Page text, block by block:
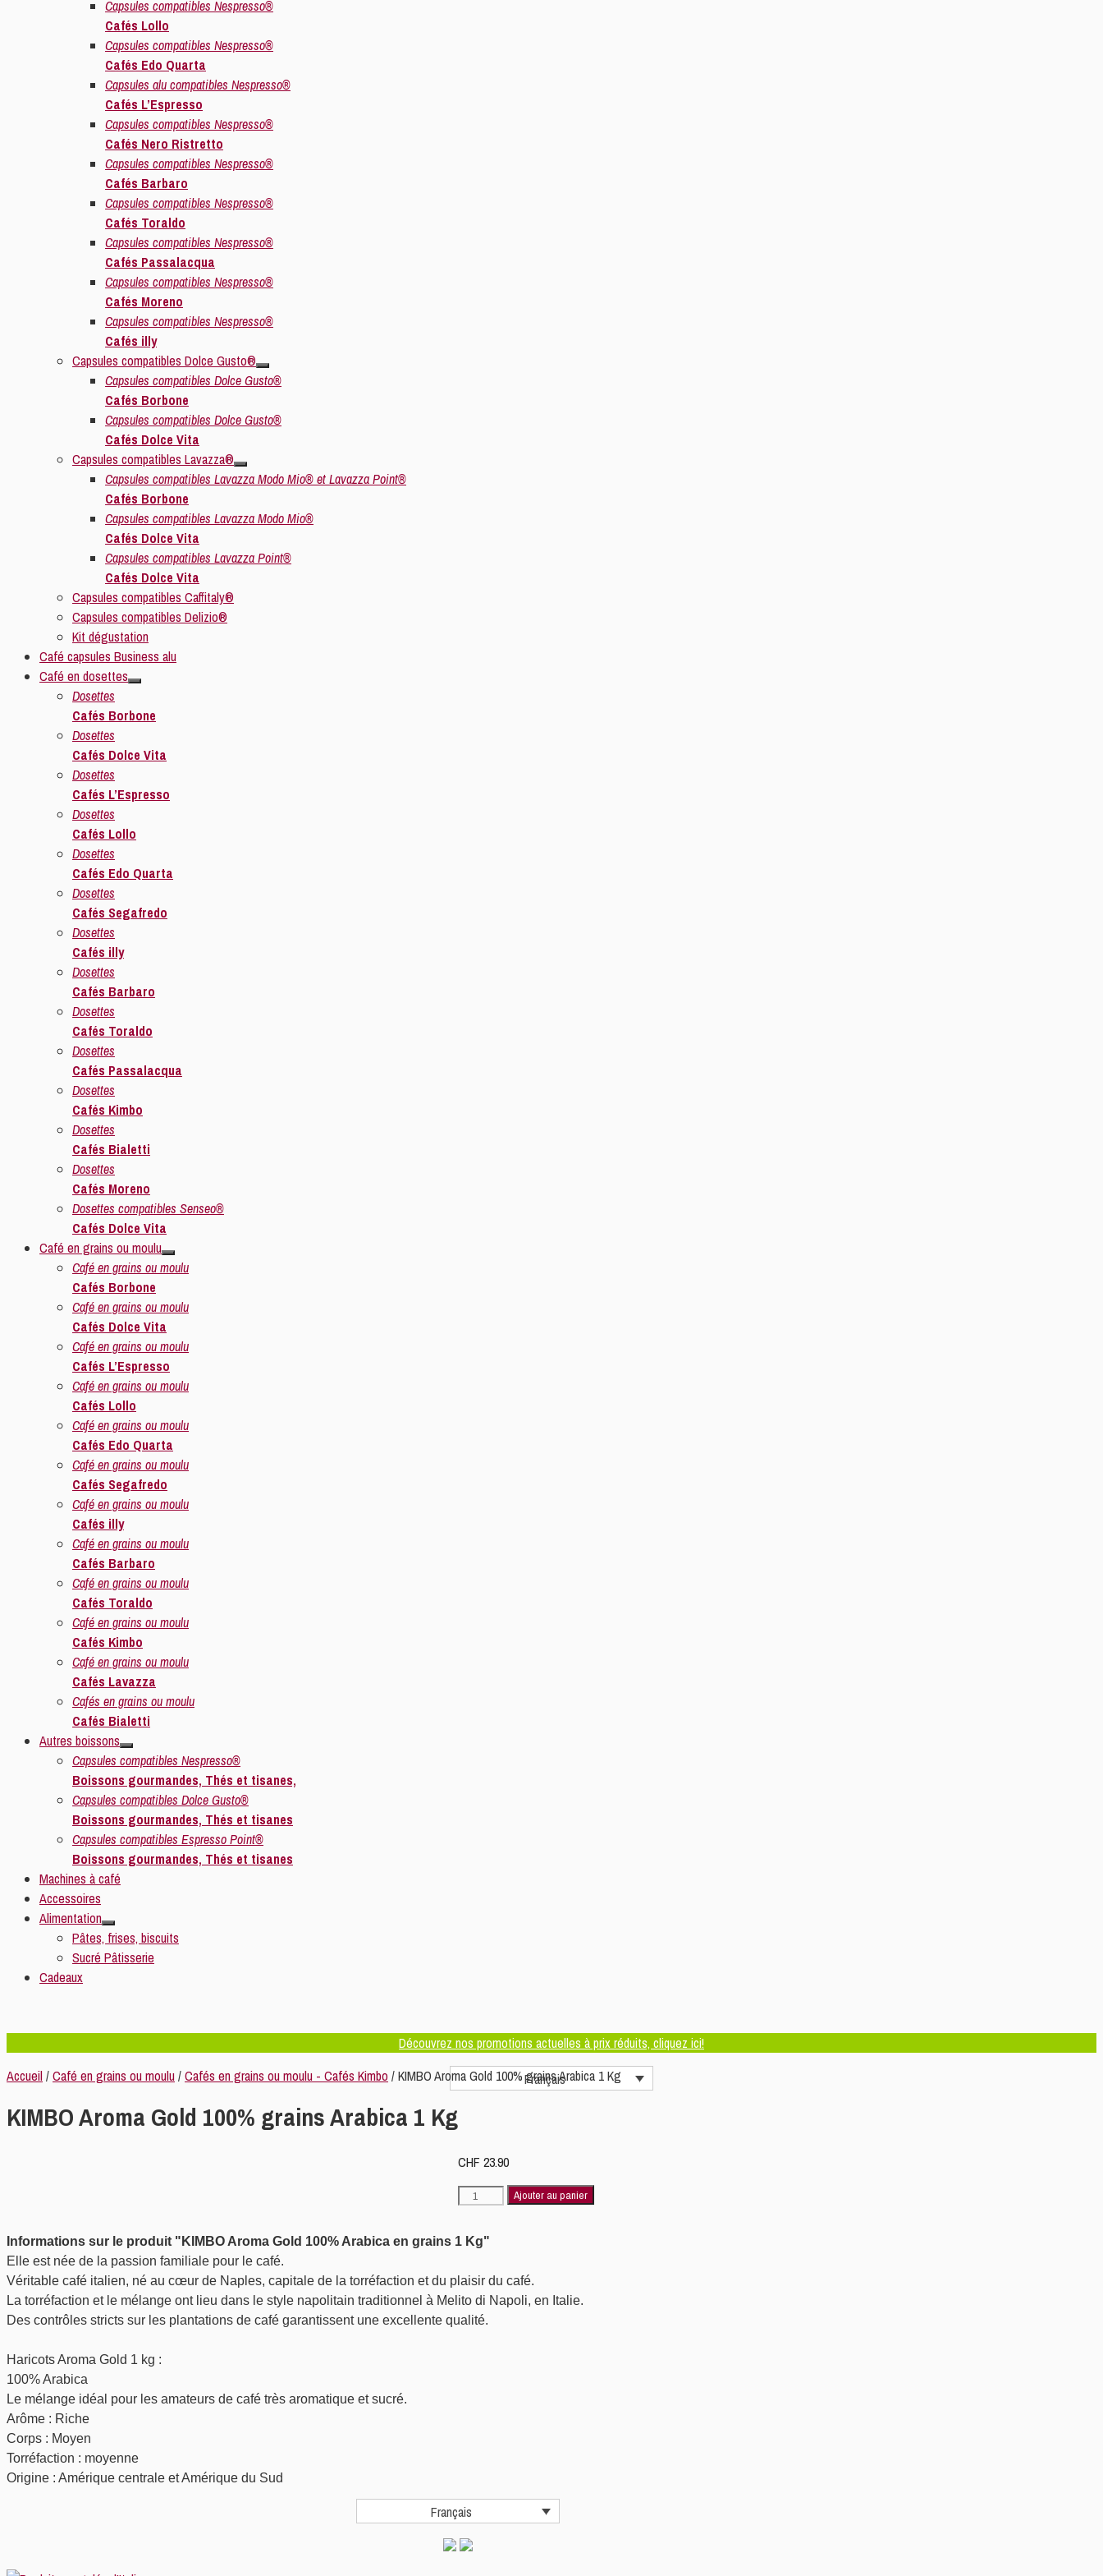
Capsules compatibles Nespresso®
Cafés Lollo
Capsules compatibles Nespresso®
Cafés Edo Quarta
Capsules alu compatibles Nespresso®
Cafés L’Espresso
Capsules compatibles Nespresso®
Cafés Nero Ristretto
Capsules compatibles Nespresso®
Cafés Barbaro
Capsules compatibles Nespresso®
Cafés Toraldo
Capsules compatibles Nespresso®
Cafés Passalacqua
Capsules compatibles Nespresso®
Cafés Moreno
Capsules compatibles Nespresso®
Cafés illy
Capsules compatibles Dolce Gusto®
Capsules compatibles Dolce Gusto®
Cafés Borbone
Capsules compatibles Dolce Gusto®
Cafés Dolce Vita
Capsules compatibles Lavazza®
Capsules compatibles Lavazza Modo Mio® et Lavazza Point®
Cafés Borbone
Capsules compatibles Lavazza Modo Mio®
Cafés Dolce Vita
Capsules compatibles Lavazza Point®
Cafés Dolce Vita
Capsules compatibles Caffitaly®
Capsules compatibles Delizio®
Kit dégustation
Café capsules Business alu
Café en dosettes
Dosettes
Cafés Borbone
Dosettes
Cafés Dolce Vita
Dosettes
Cafés L’Espresso
Dosettes
Cafés Lollo
Dosettes
Cafés Edo Quarta
Dosettes
Cafés Segafredo
Dosettes
Cafés illy
Dosettes
Cafés Barbaro
Dosettes
Cafés Toraldo
Dosettes
Cafés Passalacqua
Dosettes
Cafés Kimbo
Dosettes
Cafés Bialetti
Dosettes
Cafés Moreno
Dosettes compatibles Senseo®
Cafés Dolce Vita
Café en grains ou moulu
Café en grains ou moulu
Cafés Borbone
Café en grains ou moulu
Cafés Dolce Vita
Café en grains ou moulu
Cafés L’Espresso
Café en grains ou moulu
Cafés Lollo
Café en grains ou moulu
Cafés Edo Quarta
Café en grains ou moulu
Cafés Segafredo
Café en grains ou moulu
Cafés illy
Café en grains ou moulu
Cafés Barbaro
Café en grains ou moulu
Cafés Toraldo
Café en grains ou moulu
Cafés Kimbo
Café en grains ou moulu
Cafés Lavazza
Cafés en grains ou moulu
Cafés Bialetti
Autres boissons
Capsules compatibles Nespresso®
Boissons gourmandes, Thés et tisanes,
Capsules compatibles Dolce Gusto®
Boissons gourmandes, Thés et tisanes
Capsules compatibles Espresso Point®
Boissons gourmandes, Thés et tisanes
Machines à café
Accessoires
Alimentation
Pâtes, frises, biscuits
Sucré Pâtisserie
Cadeaux
Découvrez nos promotions actuelles à prix réduits, cliquez ici!
Français
Accueil/Café en grains ou moulu/Cafés en grains ou moulu - Cafés Kimbo / KIMBO Aroma Gold 100% grains Arabica 1 Kg
KIMBO Aroma Gold 100% grains Arabica 1 Kg
CHF 23.90
quantité
KIMBO
Aroma
Gold
100%
grains
Ajouter au panier
Elle est née de la passion familiale pour le café.
Véritable café italien, né au cœur de Naples, capitale de la torréfaction et du plaisir du café.
La torréfaction et le mélange ont lieu dans le style napolitain traditionnel à Melito di Napoli, en Italie.
Des contrôles stricts sur les plantations de café garantissent une excellente qualité.
Haricots Aroma Gold 1 kg :
100% Arabica
Le mélange idéal pour les amateurs de café très aromatique et sucré.
Arôme : Riche
Corps : Moyen
Torréfaction : moyenne
Origine : Amérique centrale et Amérique du Sud
Français